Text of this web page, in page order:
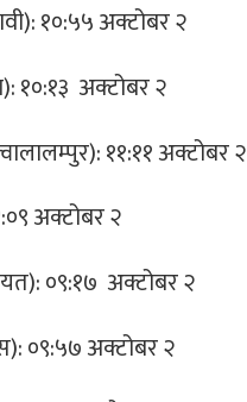
१०:५५ अक्टोबर २
१०:१३ अक्टोबर २
११:११ अक्टोबर २
अक्टोबर २
०९:१७ अक्टोबर २
०९:५७ अक्टोबर २